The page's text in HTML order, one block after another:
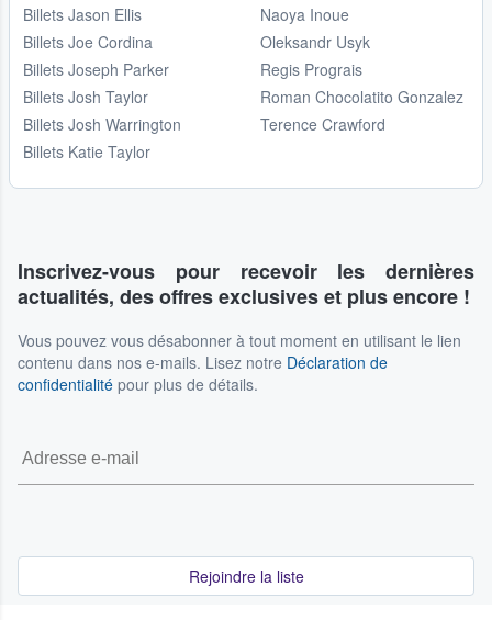
Billets Jason Ellis
Billets Joe Cordina
Billets Joseph Parker
Billets Josh Taylor
Billets Josh Warrington
Billets Katie Taylor
Naoya Inoue
Oleksandr Usyk
Regis Prograis
Roman Chocolatito Gonzalez
Terence Crawford
Inscrivez-vous pour recevoir les dernières
actualités, des offres exclusives et plus encore !
Vous pouvez vous désabonner à tout moment en utilisant le lien
contenu dans nos e-mails. Lisez notre Déclaration de
confidentialité pour plus de détails.
Rejoindre la liste